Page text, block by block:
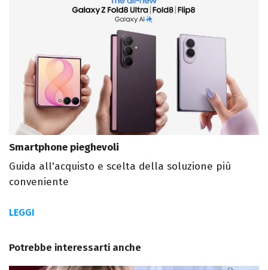
Smartphone pieghevoli
Guida all'acquisto e scelta della soluzione più
conveniente
LEGGI
Potrebbe interessarti anche